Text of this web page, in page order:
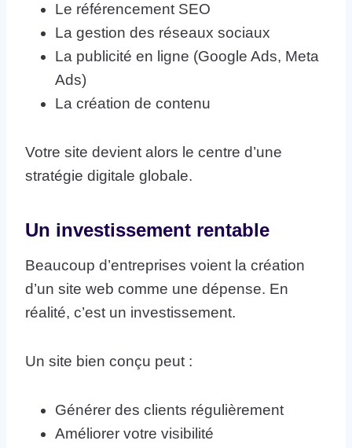
Le référencement SEO
La gestion des réseaux sociaux
La publicité en ligne (Google Ads, Meta
Ads)
La création de contenu
Votre site devient alors le centre d’une
stratégie digitale globale.
Un investissement rentable
Beaucoup d’entreprises voient la création
d’un site web comme une dépense. En
réalité, c’est un investissement.
Un site bien conçu peut :
Générer des clients régulièrement
Améliorer votre visibilité